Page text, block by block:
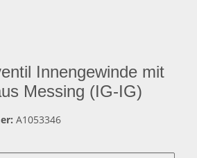
Innengewinde mit
Messing (IG-IG)
A1053346